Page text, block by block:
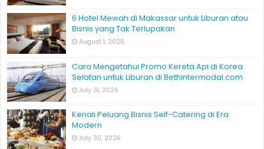
6 Hotel Mewah di Makassar untuk Liburan atau
Bisnis yang Tak Terlupakan
August 1, 2026
Cara Mengetahui Promo Kereta Api di Korea
Selatan untuk Liburan di Bethintermodal.com
July 31, 2026
Kenali Peluang Bisnis Self-Catering di Era
Modern
July 30, 2026